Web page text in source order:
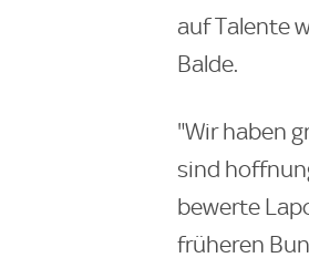
auf Talente
Balde.
"Wir haben
sind
bewerte
früheren